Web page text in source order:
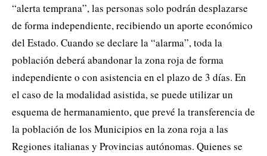
“alerta temprana”, las personas solo podrán desplazarse
de forma independiente, recibiendo un aporte económico
del Estado. Cuando se declare la “alarma”, toda la
población deberá abandonar la zona roja de forma
independiente o con asistencia en el plazo de 3 días. En
el caso de la modalidad asistida, se puede utilizar un
esquema de hermanamiento, que prevé la transferencia de
la población de los Municipios en la zona roja a las
Regiones italianas y Provincias autónomas. Quienes se